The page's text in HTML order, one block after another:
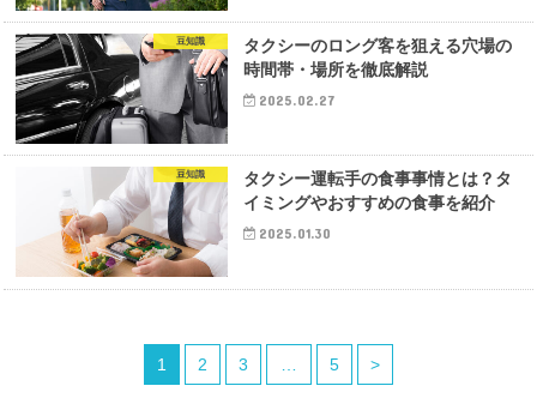
豆知識
タクシーのロング客を狙える穴場の
時間帯・場所を徹底解説
2025.02.27
豆知識
タクシー運転手の食事事情とは？タ
イミングやおすすめの食事を紹介
2025.01.30
1 2 3 5 >